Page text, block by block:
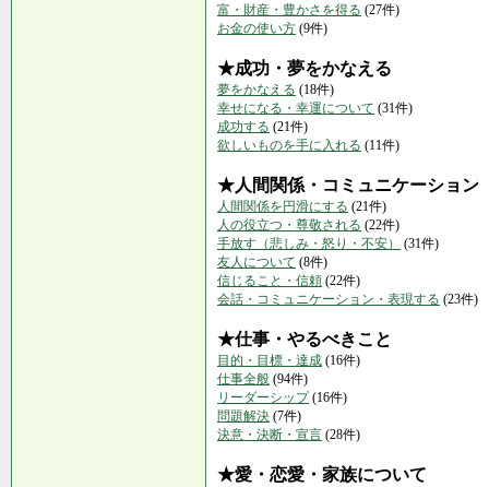
富・財産・豊かさを得る (27件)
お金の使い方 (9件)
★成功・夢をかなえる
夢をかなえる (18件)
幸せになる・幸運について (31件)
成功する (21件)
欲しいものを手に入れる (11件)
★人間関係・コミュニケーション
人間関係を円滑にする (21件)
人の役立つ・尊敬される (22件)
手放す（悲しみ・怒り・不安）
(31件)
友人について (8件)
信じること・信頼 (22件)
会話・コミュニケーション・表現する (23件)
★仕事・やるべきこと
目的・目標・達成 (16件)
仕事全般 (94件)
リーダーシップ(16件)
問題解決 (7件)
決意・決断・宣言 (28件)
★愛・恋愛・家族について